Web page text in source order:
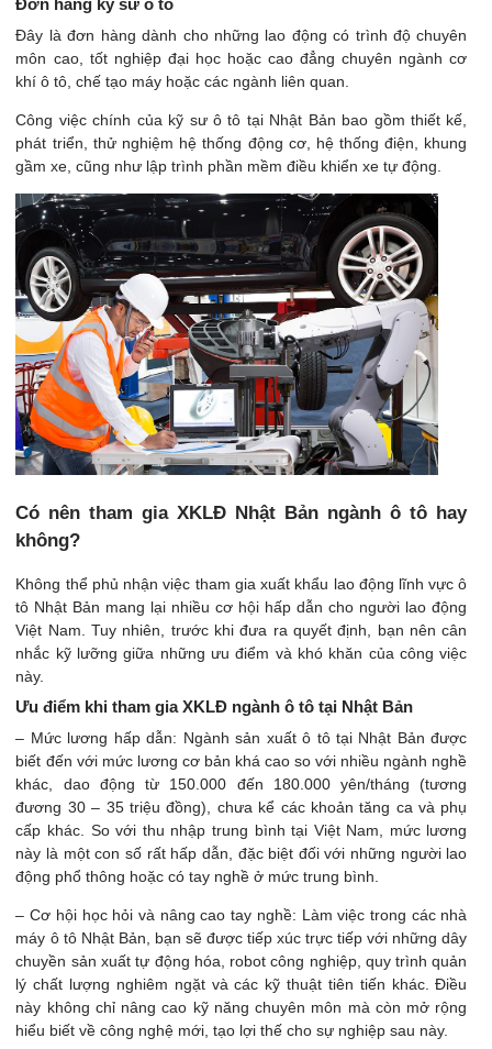
Đơn hàng kỹ sư ô tô
Đây là đơn hàng dành cho những lao động có trình độ chuyên
môn cao, tốt nghiệp đại học hoặc cao đẳng chuyên ngành cơ
khí ô tô, chế tạo máy hoặc các ngành liên quan.
Công việc chính của kỹ sư ô tô tại Nhật Bản bao gồm thiết kế,
phát triển, thử nghiệm hệ thống động cơ, hệ thống điện, khung
gầm xe, cũng như lập trình phần mềm điều khiển xe tự động.
Có nên tham gia XKLĐ Nhật Bản ngành ô tô hay
không?
Không thể phủ nhận việc tham gia xuất khẩu lao động lĩnh vực ô
tô Nhật Bản mang lại nhiều cơ hội hấp dẫn cho người lao động
Việt Nam. Tuy nhiên, trước khi đưa ra quyết định, bạn nên cân
nhắc kỹ lưỡng giữa những ưu điểm và khó khăn của công việc
này.
Ưu điểm khi tham gia XKLĐ ngành ô tô tại Nhật Bản
– Mức lương hấp dẫn: Ngành sản xuất ô tô tại Nhật Bản được
biết đến với mức lương cơ bản khá cao so với nhiều ngành nghề
khác, dao động từ 150.000 đến 180.000 yên/tháng (tương
đương 30 – 35 triệu đồng), chưa kể các khoản tăng ca và phụ
cấp khác. So với thu nhập trung bình tại Việt Nam, mức lương
này là một con số rất hấp dẫn, đặc biệt đối với những người lao
động phổ thông hoặc có tay nghề ở mức trung bình.
– Cơ hội học hỏi và nâng cao tay nghề: Làm việc trong các nhà
máy ô tô Nhật Bản, bạn sẽ được tiếp xúc trực tiếp với những dây
chuyền sản xuất tự động hóa, robot công nghiệp, quy trình quản
lý chất lượng nghiêm ngặt và các kỹ thuật tiên tiến khác. Điều
này không chỉ nâng cao kỹ năng chuyên môn mà còn mở rộng
hiểu biết về công nghệ mới, tạo lợi thế cho sự nghiệp sau này.